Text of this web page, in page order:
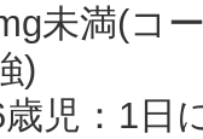
未満(コ
)
歳児：1日